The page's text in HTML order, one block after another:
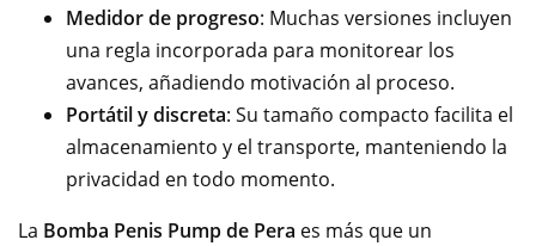
Medidor de progreso: Muchas versiones incluyen
una regla incorporada para monitorear los
avances, añadiendo motivación al proceso.
Portátil y discreta: Su tamaño compacto facilita el
almacenamiento y el transporte, manteniendo la
privacidad en todo momento.
La Bomba Penis Pump de Pera es más que un